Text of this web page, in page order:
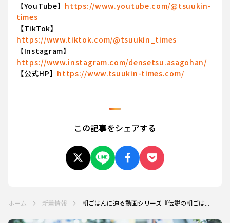
【YouTube】 https://www.youtube.com/@tsuukin-
times
【TikTok】
https://www.tiktok.com/@tsuukin_times
【Instagram】
https://www.instagram.com/densetsu.asagohan/
【公式HP】 https://www.tsuukin-times.com/
この記事をシェアする
ホーム 新着情報 朝ごはんに迫る動画シリーズ『伝説の朝ごは...